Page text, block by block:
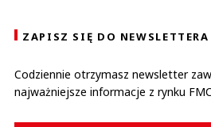
ZAPISZ SIĘ DO NEWSLETTERA
Codziennie otrzymasz newsletter
najważniejsze informacje z rynku